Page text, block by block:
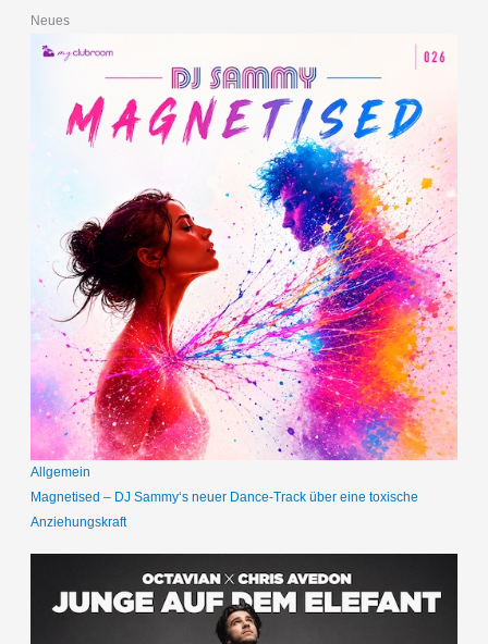
Neues
Allgemein
Magnetised – DJ Sammy‘s neuer Dance-Track über eine toxische
Anziehungskraft